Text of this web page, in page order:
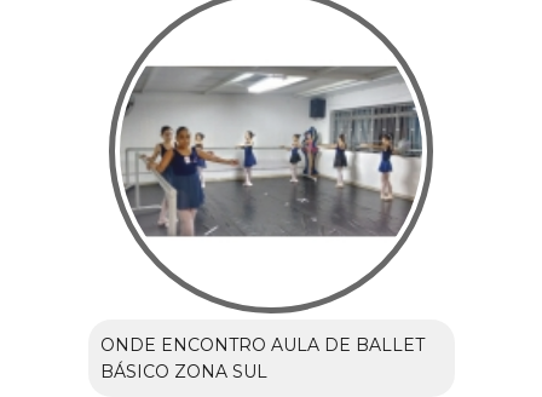
ONDE ENCONTRO AULA DE BALLET
BÁSICO ZONA SUL